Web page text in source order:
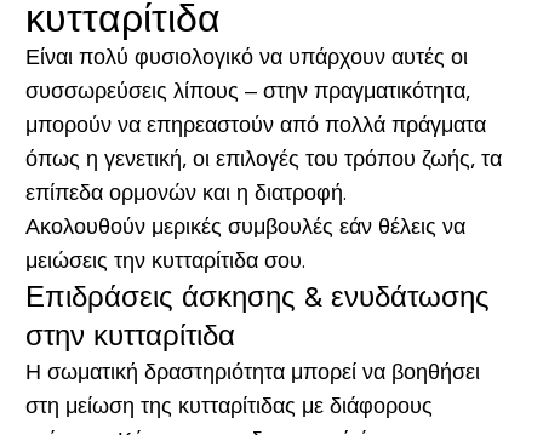
κυτταρίτιδα
Είναι πολύ φυσιολογικό να υπάρχουν αυτές οι
συσσωρεύσεις λίπους – στην πραγματικότητα,
μπορούν να επηρεαστούν από πολλά πράγματα
όπως η γενετική, οι επιλογές του τρόπου ζωής, τα
επίπεδα ορμονών και η διατροφή.
Ακολουθούν μερικές συμβουλές εάν θέλεις να
μειώσεις την κυτταρίτιδα σου.
Επιδράσεις άσκησης & ενυδάτωσης
στην κυτταρίτιδα
Η σωματική δραστηριότητα μπορεί να βοηθήσει
στη μείωση της κυτταρίτιδας με διάφορους